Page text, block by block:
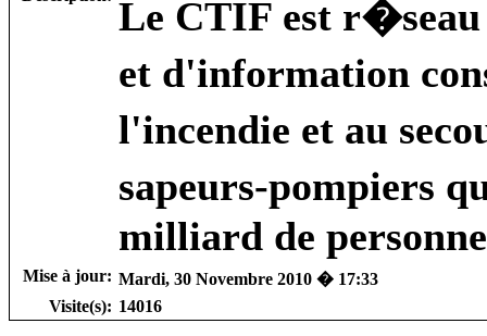
Le CTIF est
et d'information
l'incendie et au
sapeurs-pompiers
milliard de
Mise à jour: Mardi, 30 Novembre 2010 � 17:33
Visite(s): 14016